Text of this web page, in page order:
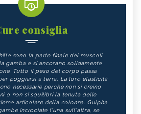
consiglia
sono la parte finale dei muscoli
gamba e si ancorano solidamente
Tutto il peso del corpo passa
poggiarsi a terra. La loro elasticità
necessarie perché non si creino
o non si squilibri la tenuta delle
articolare della colonna. Gulpha
incrociate l'una sull'altra, se